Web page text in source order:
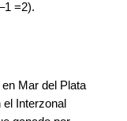
=2).
Mar del Plata
el Interzonal